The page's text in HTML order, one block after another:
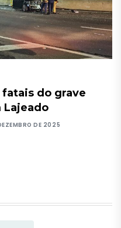
do grave
Lajeado
DE 2025